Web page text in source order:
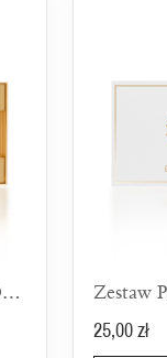
Zestaw Próbek FP Nr 14 - TOP 5 Zapachów Do Biura Dla Mężczyzn
25,00 zł